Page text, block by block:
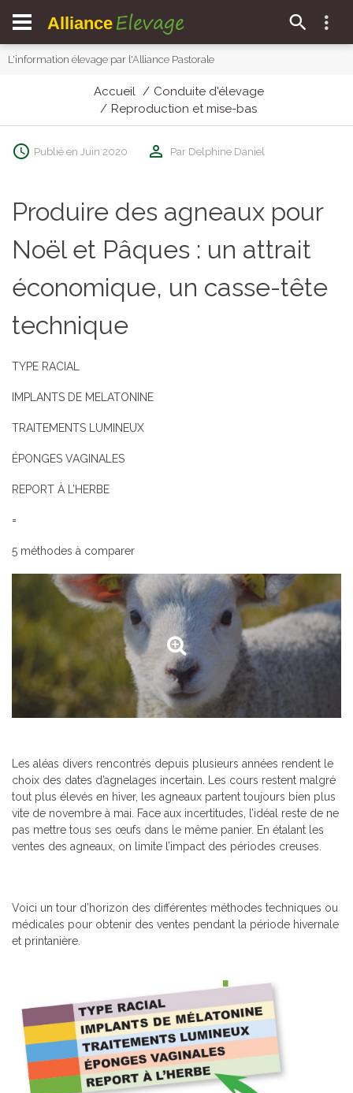
Alliance Elevage
L'information élevage par l'Alliance Pastorale
Accueil
Conduite d'élevage
Reproduction et mise-bas
Publié en Juin 2020 Par Delphine Daniel
Produire des agneaux pour
Noël et Pâques : un attrait
économique, un casse-tête
technique
TYPE RACIAL
IMPLANTS DE MELATONINE
TRAITEMENTS LUMINEUX
ÉPONGES VAGINALES
REPORT À L’HERBE
=
5 méthodes à comparer
Les aléas divers rencontrés depuis plusieurs années rendent le
choix des dates d’agnelages incertain. Les cours restent malgré
tout plus élevés en hiver, les agneaux partent toujours bien plus
vite de novembre à mai. Face aux incertitudes, l’idéal reste de ne
pas mettre tous ses œufs dans le même panier. En étalant les
ventes des agneaux, on limite l’impact des périodes creuses.
Voici un tour d’horizon des différentes méthodes techniques ou
médicales pour obtenir des ventes pendant la période hivernale
et printanière.